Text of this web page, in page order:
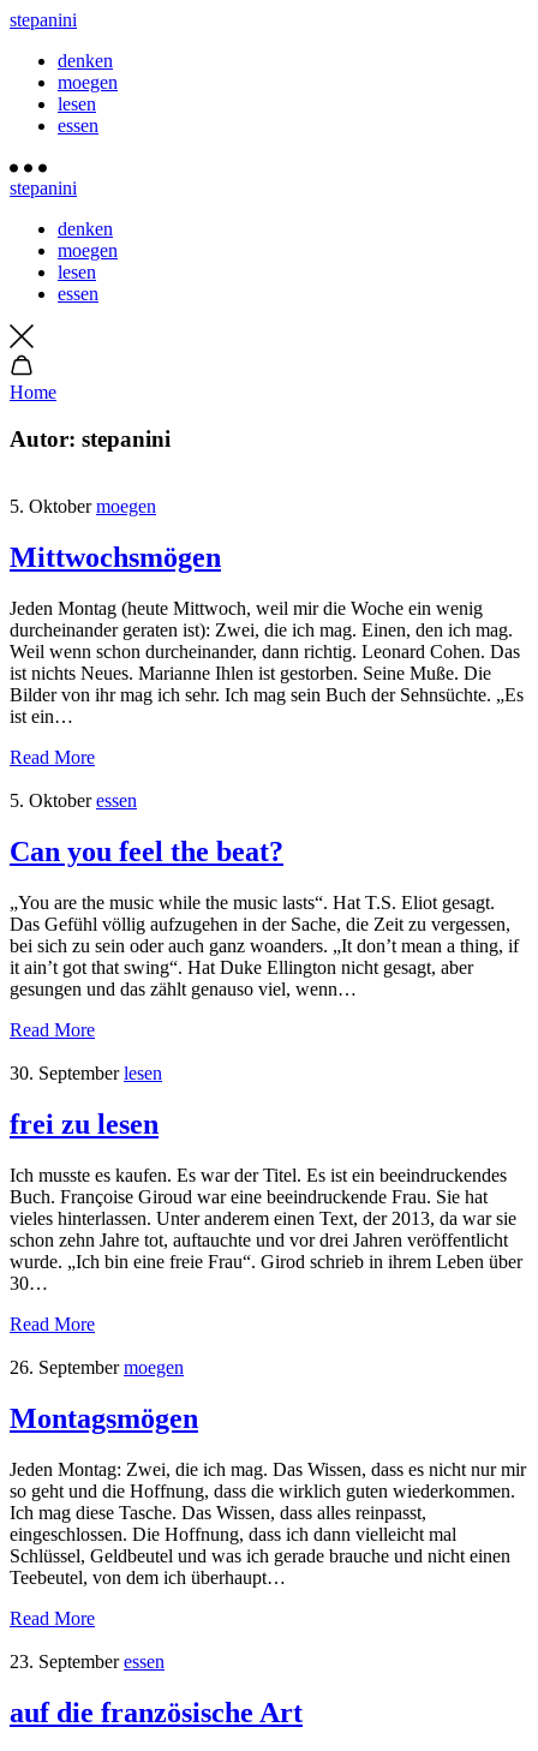
stepanini
denken
moegen
lesen
essen
stepanini
denken
moegen
lesen
essen
Home
Autor: stepanini
5. Oktober moegen
Mittwochsmögen
Jeden Montag (heute Mittwoch, weil mir die Woche ein wenig
durcheinander geraten ist): Zwei, die ich mag. Einen, den ich mag.
Weil wenn schon durcheinander, dann richtig. Leonard Cohen. Das
ist nichts Neues. Marianne Ihlen ist gestorben. Seine Muße. Die
Bilder von ihr mag ich sehr. Ich mag sein Buch der Sehnsüchte. „Es
ist ein…
Read More
5. Oktober essen
Can you feel the beat?
„You are the music while the music lasts“. Hat T.S. Eliot gesagt.
Das Gefühl völlig aufzugehen in der Sache, die Zeit zu vergessen,
bei sich zu sein oder auch ganz woanders. „It don’t mean a thing, if
it ain’t got that swing“. Hat Duke Ellington nicht gesagt, aber
gesungen und das zählt genauso viel, wenn…
Read More
30. September lesen
frei zu lesen
Ich musste es kaufen. Es war der Titel. Es ist ein beeindruckendes
Buch. Françoise Giroud war eine beeindruckende Frau. Sie hat
vieles hinterlassen. Unter anderem einen Text, der 2013, da war sie
schon zehn Jahre tot, auftauchte und vor drei Jahren veröffentlicht
wurde. „Ich bin eine freie Frau“. Girod schrieb in ihrem Leben über
30…
Read More
26. September moegen
Montagsmögen
Jeden Montag: Zwei, die ich mag. Das Wissen, dass es nicht nur mir
so geht und die Hoffnung, dass die wirklich guten wiederkommen.
Ich mag diese Tasche. Das Wissen, dass alles reinpasst,
eingeschlossen. Die Hoffnung, dass ich dann vielleicht mal
Schlüssel, Geldbeutel und was ich gerade brauche und nicht einen
Teebeutel, von dem ich überhaupt…
Read More
23. September essen
auf die französische Art